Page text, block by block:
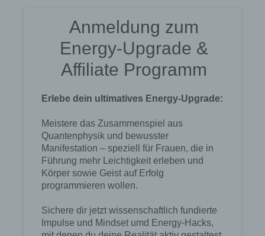
über einen Internetbrowser auf einem
Computersystem abgelegt und gespeichert
werden. Sie können die Verwendung von Cookies,
LocalStorage und SessionStorage durch
entsprechende Einstellung in Ihrem Browser
Zahlreiche Internetseiten und Server verwenden
Cookie-ID. Eine Cookie-ID ist eine eindeutige
Kennung des Cookies. Sie besteht aus einer
Zeichenfolge, durch welche Internetseiten und
Server dem konkreten Internetbrowser zugeordnet
werden können, in dem das Cookie gespeichert
wurde. Dies ermöglicht es den besuchten
Browser der betroffenen Person von anderen
Internetbrowsern, die andere Cookies enthalten,
zu unterscheiden. Ein bestimmter Internetbrowser